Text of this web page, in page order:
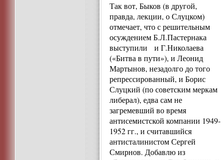
Так вот, Быков (в другой,
правда, лекции, о Слуцком)
отмечает, что с решительным
осуждением Б.Л.Пастернака
выступили и Г.Николаева
(«Битва в пути»), и Леонид
Мартынов, незадолго до того
репрессированный, и Борис
Слуцкий (по советским меркам
либерал), едва сам не
загремевший во время
антисемистской компании 1949-
1952 гг., и считавшийся
антисталинистом Сергей
Смирнов. Добавлю из